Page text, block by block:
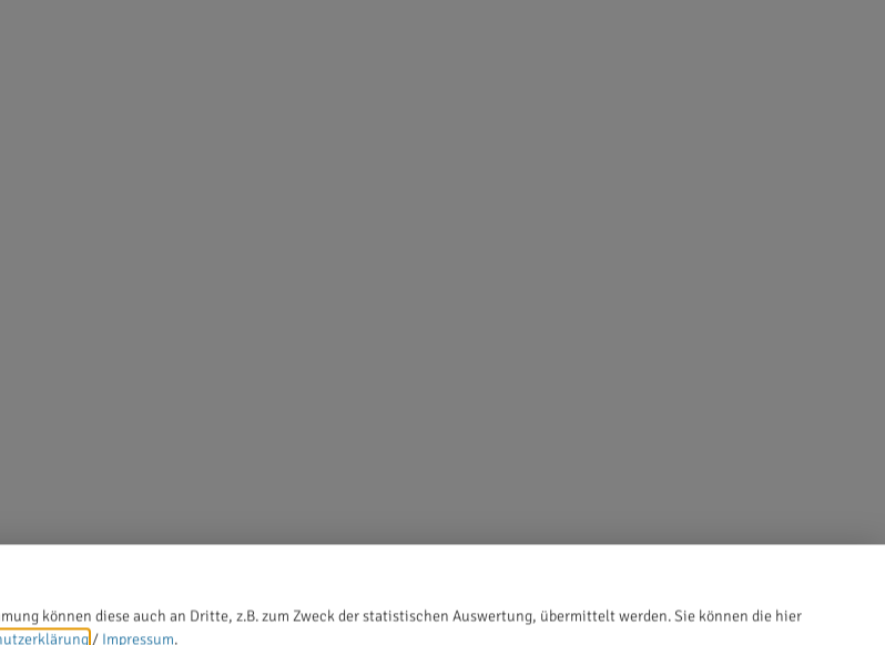
können diese auch an Dritte, z.B. zum Zweck der statistischen Auswertung, übermittelt werden. Sie können die hier
/ Impressum.